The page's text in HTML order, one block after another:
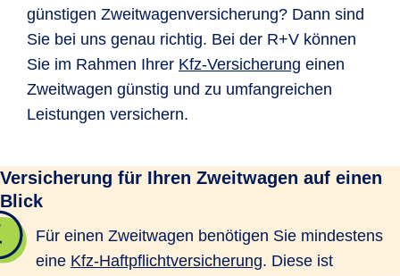
günstigen Zweitwagenversicherung? Dann sind
Sie bei uns genau richtig. Bei der R+V können
Sie im Rahmen Ihrer Kfz-Versicherung einen
Zweitwagen günstig und zu umfangreichen
Leistungen versichern.
Versicherung für Ihren Zweitwagen auf einen
Blick
Für einen Zweitwagen benötigen Sie mindestens
eine Kfz-Haftpflichtversicherung. Diese ist